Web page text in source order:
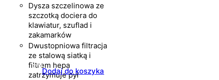
Dysza szczelinowa ze
szczotką dociera do
klawiatur, szuflad i
zakamarków
Dwustopniowa filtracja
ze stalową siatką i
filtrem hepa
zatrzymuje pył
Dodaj do koszyka